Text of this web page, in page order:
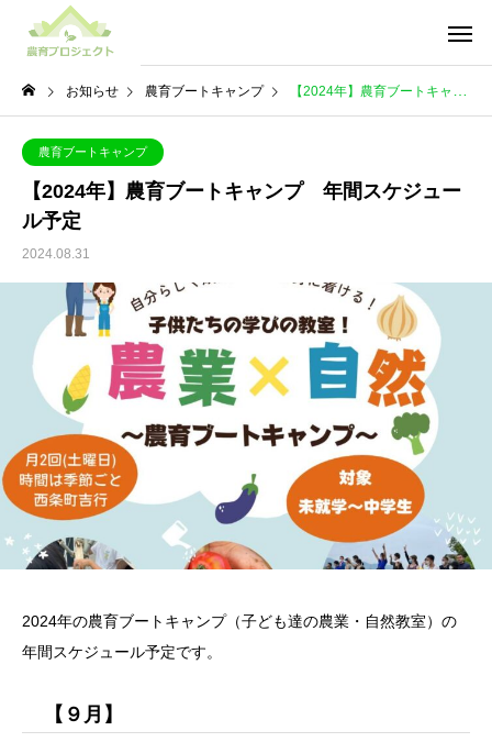
お知らせ 農育ブートキャンプ 【2024年】農育ブートキャンプ 年間スケジュール予定
農育ブートキャンプ
【2024年】農育ブートキャンプ 年間スケジュー
ル予定
2024.08.31
2024年の農育ブートキャンプ（子ども達の農業・自然教室）の
年間スケジュール予定です。
【９月】